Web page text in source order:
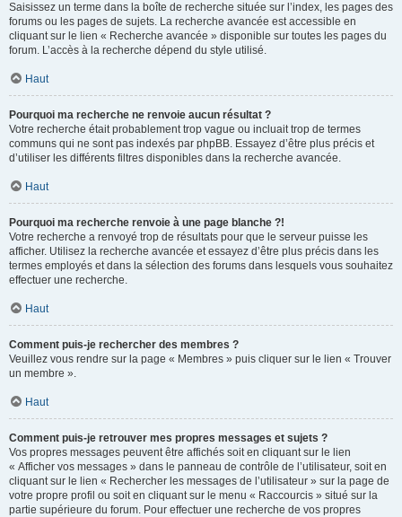
Saisissez un terme dans la boîte de recherche située sur l’index, les pages des
forums ou les pages de sujets. La recherche avancée est accessible en
cliquant sur le lien « Recherche avancée » disponible sur toutes les pages du
forum. L’accès à la recherche dépend du style utilisé.
Haut
Pourquoi ma recherche ne renvoie aucun résultat ?
Votre recherche était probablement trop vague ou incluait trop de termes
communs qui ne sont pas indexés par phpBB. Essayez d’être plus précis et
d’utiliser les différents filtres disponibles dans la recherche avancée.
Haut
Pourquoi ma recherche renvoie à une page blanche ?!
Votre recherche a renvoyé trop de résultats pour que le serveur puisse les
afficher. Utilisez la recherche avancée et essayez d’être plus précis dans les
termes employés et dans la sélection des forums dans lesquels vous souhaitez
effectuer une recherche.
Haut
Comment puis-je rechercher des membres ?
Veuillez vous rendre sur la page « Membres » puis cliquer sur le lien « Trouver
un membre ».
Haut
Comment puis-je retrouver mes propres messages et sujets ?
Vos propres messages peuvent être affichés soit en cliquant sur le lien
« Afficher vos messages » dans le panneau de contrôle de l’utilisateur, soit en
cliquant sur le lien « Rechercher les messages de l’utilisateur » sur la page de
votre propre profil ou soit en cliquant sur le menu « Raccourcis » situé sur la
partie supérieure du forum. Pour effectuer une recherche de vos propres